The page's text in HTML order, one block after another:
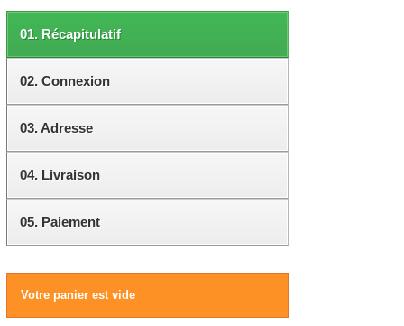
01. Récapitulatif
02. Connexion
03.Adresse
04. Livraison
05. Paiement
Votre panier est vide